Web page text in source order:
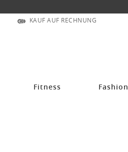
KAUF AUF RECHNUNG
Fitness